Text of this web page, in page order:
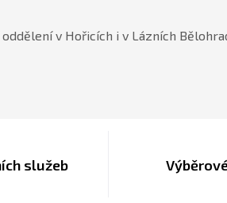
v Hořicích i v Lázních
služeb